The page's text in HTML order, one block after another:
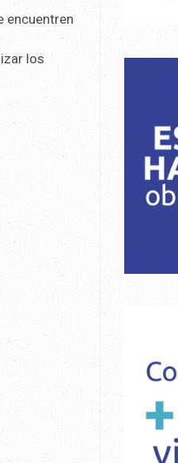
encuentren
los